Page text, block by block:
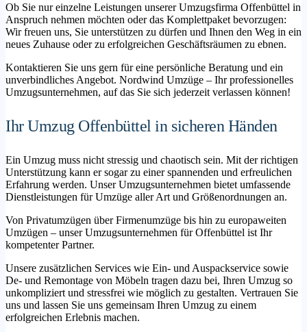
Ob Sie nur einzelne Leistungen unserer Umzugsfirma Offenbüttel in
Anspruch nehmen möchten oder das Komplettpaket bevorzugen:
Wir freuen uns, Sie unterstützen zu dürfen und Ihnen den Weg in ein
neues Zuhause oder zu erfolgreichen Geschäftsräumen zu ebnen.
Kontaktieren Sie uns gern für eine persönliche Beratung und ein
unverbindliches Angebot. Nordwind Umzüge – Ihr professionelles
Umzugsunternehmen, auf das Sie sich jederzeit verlassen können!
Ihr Umzug Offenbüttel in sicheren Händen
Ein Umzug muss nicht stressig und chaotisch sein. Mit der richtigen
Unterstützung kann er sogar zu einer spannenden und erfreulichen
Erfahrung werden. Unser Umzugsunternehmen bietet umfassende
Dienstleistungen für Umzüge aller Art und Größenordnungen an.
Von Privatumzügen über Firmenumzüge bis hin zu europaweiten
Umzügen – unser Umzugsunternehmen für Offenbüttel ist Ihr
kompetenter Partner.
Unsere zusätzlichen Services wie Ein- und Auspackservice sowie
De- und Remontage von Möbeln tragen dazu bei, Ihren Umzug so
unkompliziert und stressfrei wie möglich zu gestalten. Vertrauen Sie
uns und lassen Sie uns gemeinsam Ihren Umzug zu einem
erfolgreichen Erlebnis machen.